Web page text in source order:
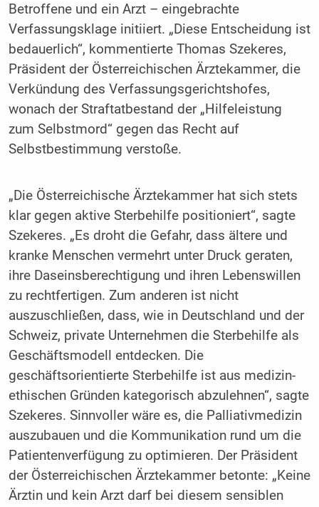
Betroffene und ein Arzt – eingebrachte
Verfassungsklage initiiert. „Diese Entscheidung ist
bedauerlich“, kommentierte Thomas Szekeres,
Präsident der Österreichischen Ärztekammer, die
Verkündung des Verfassungsgerichtshofes,
wonach der Straftatbestand der „Hilfeleistung
zum Selbstmord“ gegen das Recht auf
Selbstbestimmung verstoße.
„Die Österreichische Ärztekammer hat sich stets
klar gegen aktive Sterbehilfe positioniert“, sagte
Szekeres. „Es droht die Gefahr, dass ältere und
kranke Menschen vermehrt unter Druck geraten,
ihre Daseinsberechtigung und ihren Lebenswillen
zu rechtfertigen. Zum anderen ist nicht
auszuschließen, dass, wie in Deutschland und der
Schweiz, private Unternehmen die Sterbehilfe als
Geschäftsmodell entdecken. Die
geschäftsorientierte Sterbehilfe ist aus medizin-
ethischen Gründen kategorisch abzulehnen“, sagte
Szekeres. Sinnvoller wäre es, die Palliativmedizin
auszubauen und die Kommunikation rund um die
Patientenverfügung zu optimieren. Der Präsident
der Österreichischen Ärztekammer betonte: „Keine
Ärztin und kein Arzt darf bei diesem sensiblen